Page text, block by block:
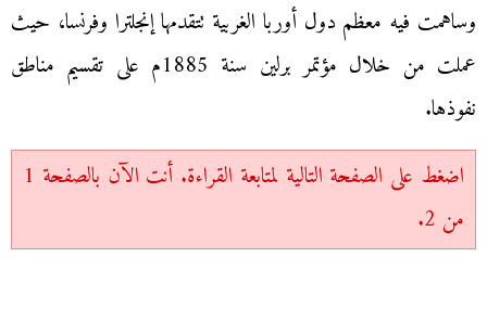
وساهمت فيه معظم دول أوربا الغربية تتقدمها إنجلترا وفرنسا، حيث
عملت من خلال مؤتمر برلين سنة 1885م على تقسيم مناطق
نفوذها.
اضغط على الصفحة التالية لمتابعة القراءة. أنت الآن بالصفحة 1
من 2.